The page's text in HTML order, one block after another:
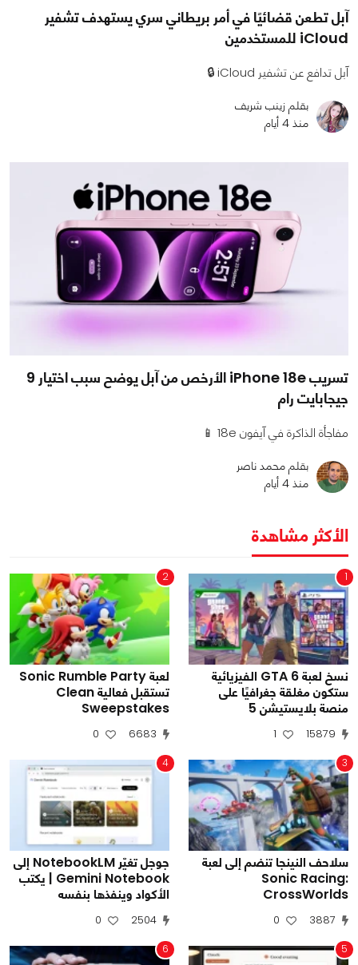
آبل تطعن قضائيًا في أمر بريطاني سري يستهدف تشفير
iCloud للمستخدمين
آبل تدافع عن تشفير iCloud 🔒
بقلم زينب شريف
منذ 4 أيام
تسريب iPhone 18e الأرخص من آبل يوضح سبب اختيار 9
جيجابايت رام
مفاجأة الذاكرة في آيفون 18e 📱
بقلم محمد ناصر
منذ 4 أيام
الأكثر مشاهدة
1
نسخ لعبة GTA 6 الفيزيائية
ستكون مغلقة جغرافيًا على
منصة بلايستيشن 5
15879
1
2
لعبة Sonic Rumble Party
تستقبل فعالية Clean
Sweepstakes
6683
0
3
سلاحف النينجا تنضم إلى لعبة
Sonic Racing:
CrossWorlds
3887
0
4
جوجل تغيّر NotebookLM إلى
Gemini Notebook | يكتب
الأكواد وينفذها بنفسه
2504
0
5
6